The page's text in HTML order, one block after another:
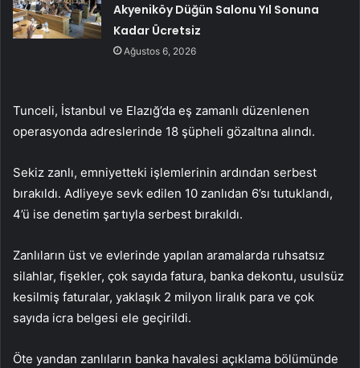
Akyeniköy Düğün Salonu Yıl Sonuna
Kadar Ücretsiz
Ağustos 6, 2026
Tunceli, İstanbul ve Elazığ’da eş zamanlı düzenlenen
operasyonda adreslerinde 18 şüpheli gözaltına alındı.
Sekiz zanlı, emniyetteki işlemlerinin ardından serbest
bırakıldı. Adliyeye sevk edilen 10 zanlıdan 6’sı tutuklandı,
4’ü ise denetim şartıyla serbest bırakıldı.
Zanlıların üst ve evlerinde yapılan aramalarda ruhsatsız
silahlar, fişekler, çok sayıda fatura, banka dekontu, usulsüz
kesilmiş faturalar, yaklaşık 2 milyon liralık para ve çok
sayıda icra belgesi ele geçirildi.
Öte yandan zanlıların banka havalesi açıklama bölümünde